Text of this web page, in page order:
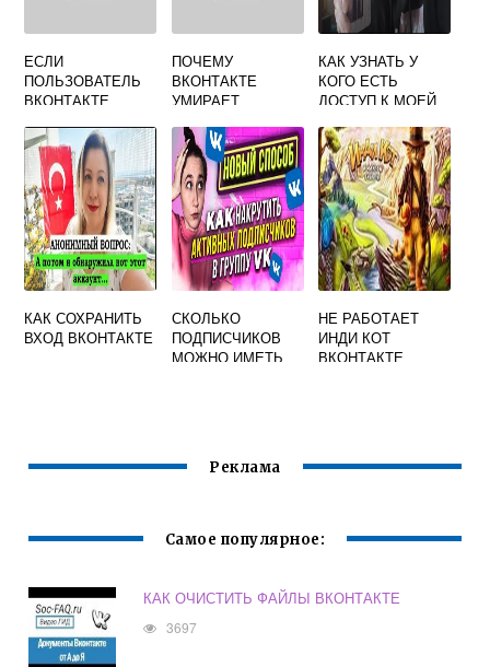
ЕСЛИ
ПОЛЬЗОВАТЕЛЬ
ВКОНТАКТЕ
ДОСТУП К СВОЕЙ
СТРАНИЦЕ
ПОЧЕМУ
ВКОНТАКТЕ
УМИРАЕТ
КАК УЗНАТЬ У
КОГО ЕСТЬ
ДОСТУП К МОЕЙ
ВКОНТАКТЕ
КАК СОХРАНИТЬ
ВХОД ВКОНТАКТЕ
СКОЛЬКО
ПОДПИСЧИКОВ
МОЖНО ИМЕТЬ
НЕ РАБОТАЕТ
ИНДИ КОТ
ВКОНТАКТЕ
Реклама
Самое популярное:
КАК ОЧИСТИТЬ ФАЙЛЫ ВКОНТАКТЕ
3697